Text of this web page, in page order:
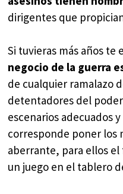
dirigentes que
Si tuvieras más años te
negocio de la guerra
de cualquier ramalazo
detentadores del
escenarios adecuados
corresponde poner los
aberrante, para ellos
un juego en el tablero